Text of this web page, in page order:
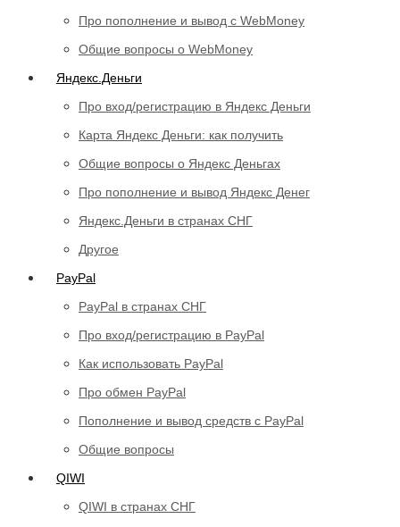
Про пополнение и вывод с WebMoney
Общие вопросы о WebMoney
Яндекс.Деньги
Про вход/регистрацию в Яндекс Деньги
Карта Яндекс Деньги: как получить
Общие вопросы о Яндекс Деньгах
Про пополнение и вывод Яндекс Денег
Яндекс.Деньги в странах СНГ
Другое
PayPal
PayPal в странах СНГ
Про вход/регистрацию в PayPal
Как использовать PayPal
Про обмен PayPal
Пополнение и вывод средств с PayPal
Общие вопросы
QIWI
QIWI в странах СНГ